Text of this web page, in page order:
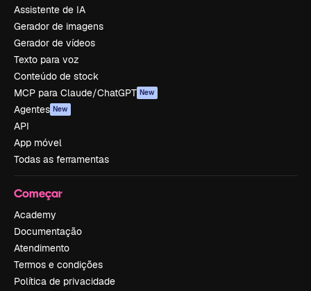
Assistente de IA
Gerador de imagens
Gerador de vídeos
Texto para voz
Conteúdo de stock
MCP para Claude/ChatGPT New
Agentes New
API
App móvel
Todas as ferramentas
Começar
Academy
Documentação
Atendimento
Termos e condições
Política de privacidade